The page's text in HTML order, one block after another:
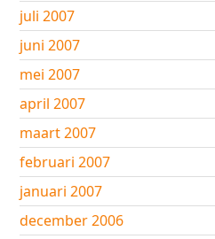
juli 2007
juni 2007
mei 2007
april 2007
maart 2007
februari 2007
januari 2007
december 2006